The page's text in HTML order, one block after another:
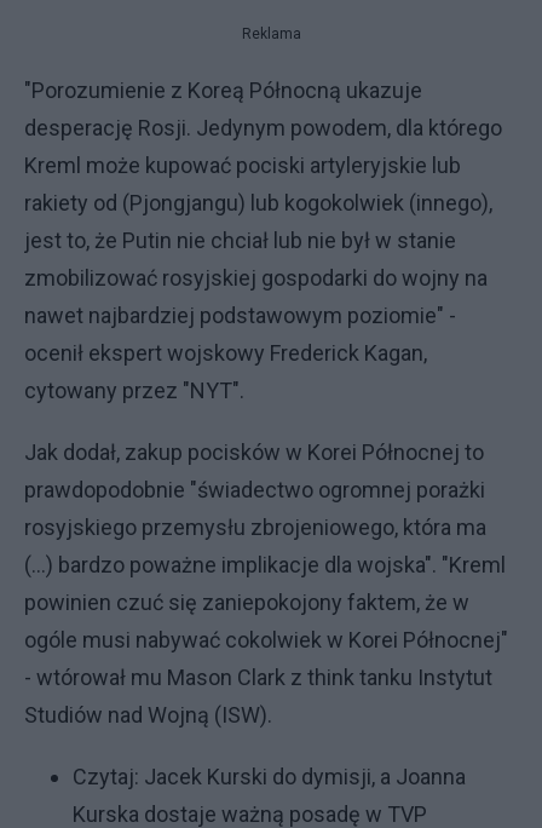
Reklama
"Porozumienie z Koreą Północną ukazuje
desperację Rosji. Jedynym powodem, dla którego
Kreml może kupować pociski artyleryjskie lub
rakiety od (Pjongjangu) lub kogokolwiek (innego),
jest to, że Putin nie chciał lub nie był w stanie
zmobilizować rosyjskiej gospodarki do wojny na
nawet najbardziej podstawowym poziomie" -
ocenił ekspert wojskowy Frederick Kagan,
cytowany przez "NYT".
Jak dodał, zakup pocisków w Korei Północnej to
prawdopodobnie "świadectwo ogromnej porażki
rosyjskiego przemysłu zbrojeniowego, która ma
(...) bardzo poważne implikacje dla wojska". "Kreml
powinien czuć się zaniepokojony faktem, że w
ogóle musi nabywać cokolwiek w Korei Północnej"
- wtórował mu Mason Clark z think tanku Instytut
Studiów nad Wojną (ISW).
Czytaj: Jacek Kurski do dymisji, a Joanna
Kurska dostaje ważną posadę w TVP